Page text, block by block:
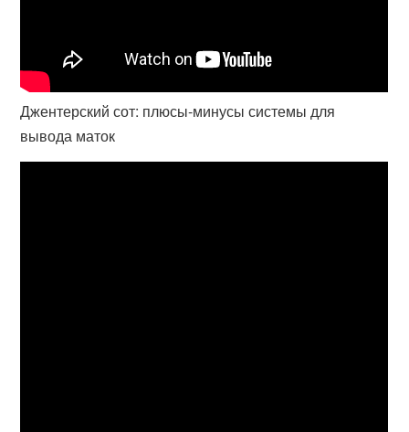
Джентерский сот: плюсы-минусы системы для
вывода маток